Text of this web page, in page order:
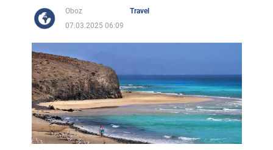
Oboz
Travel
07.03.2025 06:09